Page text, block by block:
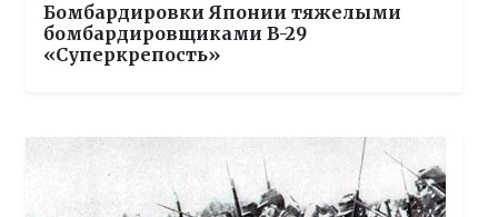
Бомбардировки Японии тяжелыми
бомбардировщиками B-29
«Суперкрепость»